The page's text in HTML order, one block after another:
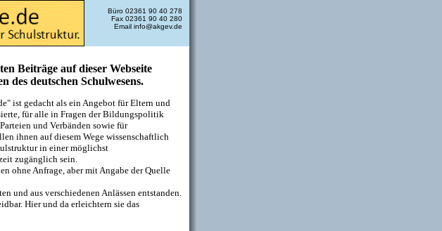
Büro 02361 90 40 278
Fax 02361 90 40 280
Email info@akgev.de
Beiträge auf dieser Webseite
des deutschen Schulwesens.
ist gedacht als ein Angebot für Eltern und
für alle in Fragen der Bildungspolitik
und Verbänden sowie für
ihnen auf diesem Wege wissenschaftlich
in einer möglichst
zugänglich sein.
ohne Anfrage, aber mit Angabe der Quelle
und aus verschiedenen Anlässen entstanden.
Hier und da erleichtern sie das